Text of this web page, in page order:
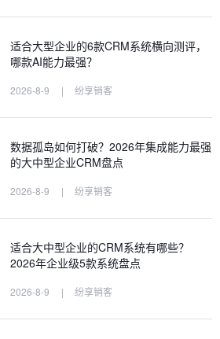
适合大型企业的6款CRM系统横向测评，
哪款AI能力最强？
2026-8-9 | 纷享销客
数据孤岛如何打破？2026年集成能力最强
的大中型企业CRM盘点
2026-8-9 | 纷享销客
适合大中型企业的CRM系统有哪些？
2026年企业级5款系统盘点
2026-8-9 | 纷享销客